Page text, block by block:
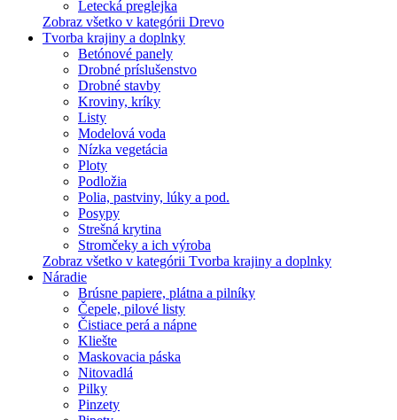
Letecká preglejka
Zobraz všetko v kategórii Drevo
Tvorba krajiny a doplnky
Betónové panely
Drobné príslušenstvo
Drobné stavby
Kroviny, kríky
Listy
Modelová voda
Nízka vegetácia
Ploty
Podložia
Polia, pastviny, lúky a pod.
Posypy
Strešná krytina
Stromčeky a ich výroba
Zobraz všetko v kategórii Tvorba krajiny a doplnky
Náradie
Brúsne papiere, plátna a pilníky
Čepele, pilové listy
Čistiace perá a nápne
Kliešte
Maskovacia páska
Nitovadlá
Pilky
Pinzety